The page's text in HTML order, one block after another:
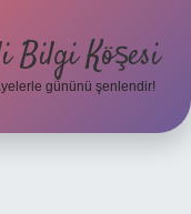
Bilgi Köşesi
gününü şenlendir!